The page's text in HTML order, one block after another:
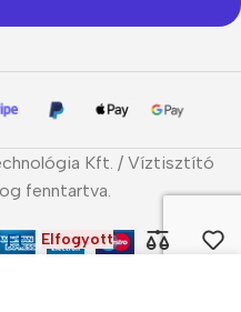
Kft. / Víztisztító
fenntartva.
Ft Elfogyott